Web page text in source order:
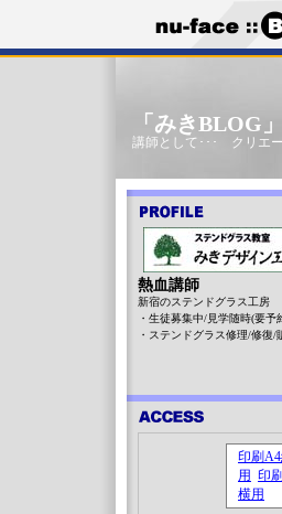
「みきBLOG
講師として･･･ クリエ
熱血講師
新宿のステンドグラス工房
・生徒募集中/見学随時(要予
・ステンドグラス修理/修復/